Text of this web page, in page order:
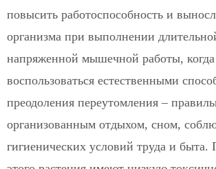
повысить работоспособность и
организма при выполнении
напряженной мышечной работы,
воспользоваться естественными
преодоления переутомления –
организованным отдыхом, сном,
гигиенических условий труда и быта.